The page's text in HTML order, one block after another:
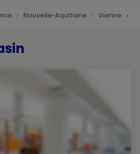
Nouvelle-Aquitaine Vienne